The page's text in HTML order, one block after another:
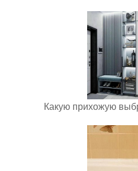
Какую прихожую